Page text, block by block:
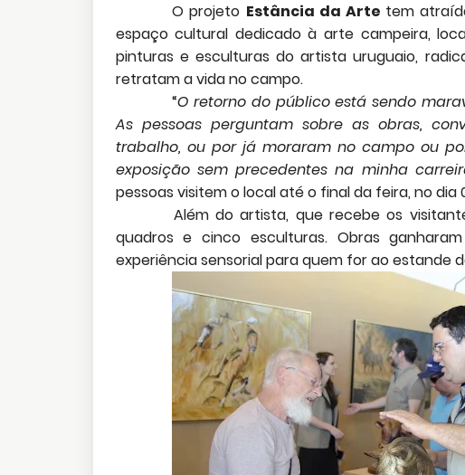
O projeto Estância da Arte tem
espaço cultural dedicado à arte campeira,
pinturas e esculturas do artista uruguaio,
retratam a vida no campo.
“O retorno do público está sendo
As pessoas perguntam sobre as obras,
trabalho, ou por já moraram no campo ou
exposição sem precedentes na minha
pessoas visitem o local até o final da feira, no dia
Além do artista, que recebe os
quadros e cinco esculturas. Obras
experiência sensorial para quem for ao estande